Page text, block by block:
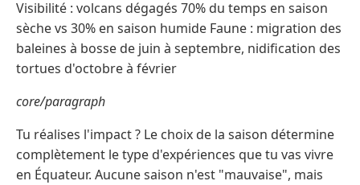
Visibilité : volcans dégagés 70% du temps en saison
sèche vs 30% en saison humide Faune : migration des
baleines à bosse de juin à septembre, nidification des
tortues d'octobre à février
core/paragraph
Tu réalises l'impact ? Le choix de la saison détermine
complètement le type d'expériences que tu vas vivre
en Équateur. Aucune saison n'est "mauvaise", mais